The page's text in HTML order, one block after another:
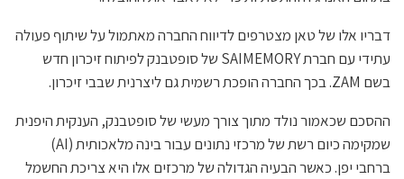
דבריו אלו של טאן מצטרפים לדיווח החברה מאתמול על שיתוף פעולה
עתידי עם חברת SAIMEMORY של סופטבנק לפיתוח זיכרון חדש
בשם ZAM. בכך החברה הופכת רשמית גם ליצרנית שבבי זיכרון.
ההסכם שכאמור נולד מתוך צורך מעשי של סופטבנק, הענקית היפנית
שמקימה כיום רשת של מרכזי נתונים עבור בינה מלאכותית (AI)
ברחבי יפן. כאשר הבעיה הגדולה של מרכזים אלו היא צריכת החשמל